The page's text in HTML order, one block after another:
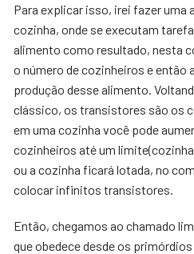
Para explicar isso, irei fazer uma
cozinha, onde se executam
alimento como resultado, nesta
o número de cozinheiros e então
produção desse alimento.
clássico, os transistores são os
em uma cozinha você pode
cozinheiros até um
ou a cozinha ficará lotada, no
colocar infinitos transistores.
Então, chegamos ao chamado
que obedece desde os